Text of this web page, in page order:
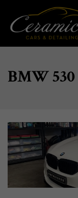
BMW 530